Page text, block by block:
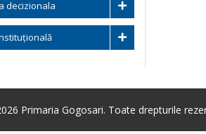
decizionala
Primaria Gogosari. Toate drepturile